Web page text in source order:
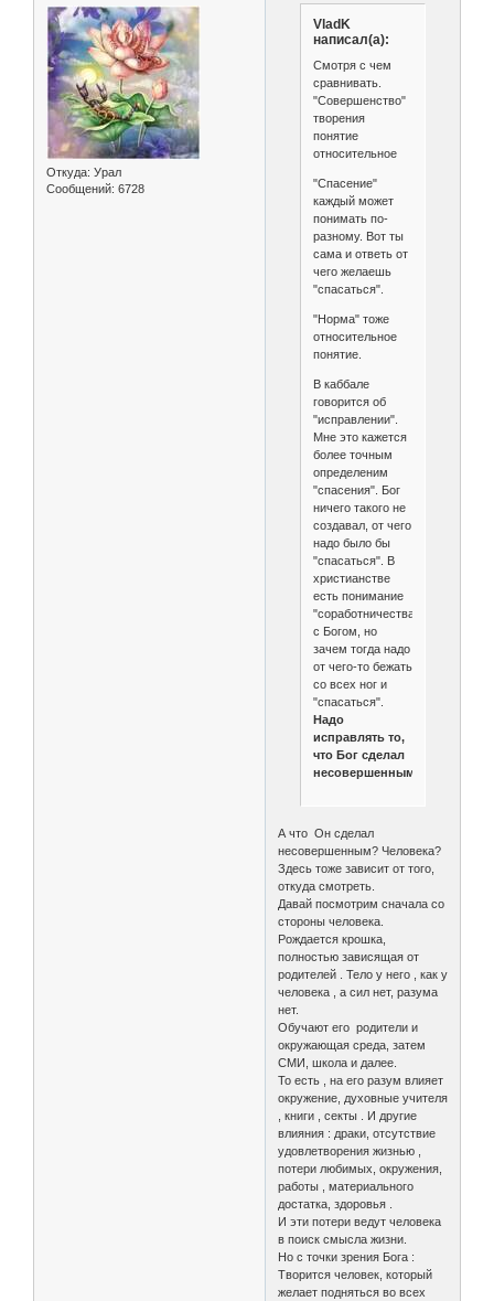
Откуда: Урал
Сообщений: 6728
VladK
написал(а):
Смотря с чем
сравнивать.
"Совершенство"
творения
понятие
относительное
"Спасение"
каждый может
понимать по-
разному. Вот ты
сама и ответь от
чего желаешь
"спасаться".
"Норма" тоже
относительное
понятие.
В каббале
говорится об
"исправлении".
Мне это кажется
более точным
определеним
"спасения". Бог
ничего такого не
создавал, от чего
надо было бы
"спасаться". В
христианстве
есть понимание
"соработничества"
с Богом, но
зачем тогда надо
от чего-то бежать
со всех ног и
"спасаться".
Надо
исправлять то,
что Бог сделал
несовершенным.
А что Он сделал
несовершенным? Человека?
Здесь тоже зависит от того,
откуда смотреть.
Давай посмотрим сначала со
стороны человека.
Рождается крошка,
полностью зависящая от
родителей . Тело у него , как у
человека , а сил нет, разума
нет.
Обучают его родители и
окружающая среда, затем
СМИ, школа и далее.
То есть , на его разум влияет
окружение, духовные учителя
, книги , секты . И другие
влияния : драки, отсутствие
удовлетворения жизнью ,
потери любимых, окружения,
работы , материального
достатка, здоровья .
И эти потери ведут человека
в поиск смысла жизни.
Но с точки зрения Бога :
Творится человек, который
желает подняться во всех